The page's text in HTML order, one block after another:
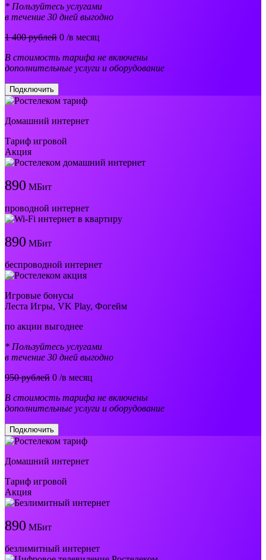
* Пользуйтесь услугами
в течение 30 дней выгодно
1 400 рублей 0 /в месяц
В стоимость тарифа не включены
дополнительные услуги и оборудование
Подключить
Домашний интернет
Тариф игровой
Акция
890 МБит
проводной интернет
890 МБит
беспроводной интернет
Игровые бонусы
Леста Игры, VK Play, Фогейм
по акции выгоднее
* Пользуйтесь услугами
в течение 30 дней выгодно
950 рублей 0 /в месяц
В стоимость тарифа не включены
дополнительные услуги и оборудование
Подключить
Домашний интернет
Тариф игровой
Акция
890 МБит
безлимитный интернет